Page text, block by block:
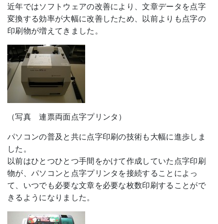
近年ではソフトウェアの改善により、文章データを点字
変換する効率が大幅に改善したため、以前よりも点字の
印刷物が増えてきました。
（写真 連票両面点字プリンタ）
パソコンの普及と共に点字印刷の技術も大幅に進歩しま
した。
以前はひとつひとつ手間をかけて作成していた点字印刷
物が、パソコンと点字プリンタを接続することによっ
て、いつでも必要な文章を必要な枚数印刷することがで
きるようになりました。